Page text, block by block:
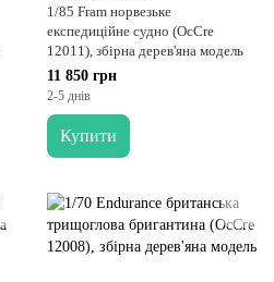
1/85 Fram норвезьке
експедиційне судно (OcCre
12011), збірна дерев'яна модель
11 850 грн
2-5 днів
Купити